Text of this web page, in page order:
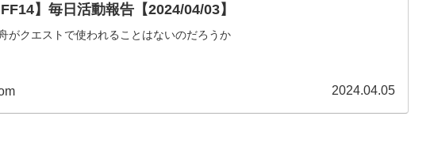
FF14】毎日活動報告【2024/04/03】
がクエストで使われることはないのだろうか
2024.04.05